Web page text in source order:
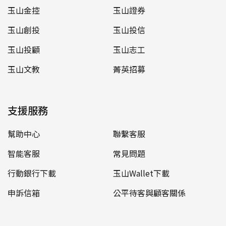
玉山金控
玉山證券
玉山創投
玉山投信
玉山投顧
玉山志工
玉山文教
菁英招募
支援服務
幫助中心
聯繫客服
智能客服
常見問題
行動銀行下載
玉山Wallet下載
申訴信箱
公平待客與顧客關係